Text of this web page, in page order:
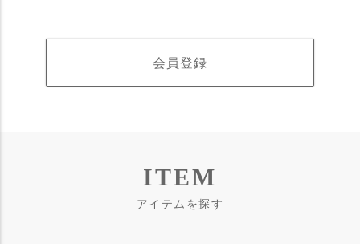
会員登録
ITEM
アイテムを探す